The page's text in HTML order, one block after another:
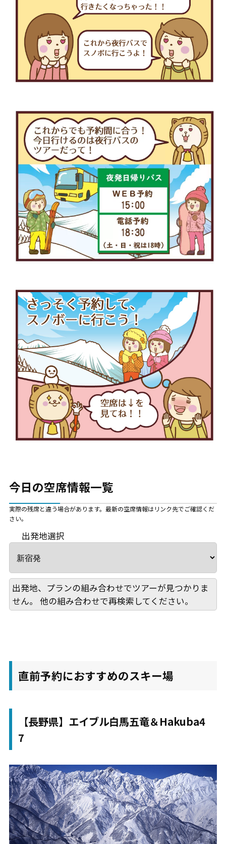
今日の空席情報一覧
実際の残席と違う場合があります。最新の空席情報はリンク先でご確認くだ
さい。
出発地選択
出発地、プランの組み合わせでツアーが見つかりま
せん。 他の組み合わせで再検索してください。
直前予約におすすめのスキー場
【長野県】エイブル白馬五竜＆Hakuba4
7